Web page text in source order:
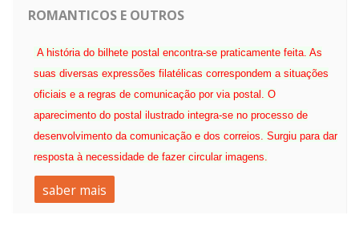
ROMANTICOS E OUTROS
A história do bilhete postal encontra-se praticamente feita. As
suas diversas expressões filatélicas correspondem a situações
oficiais e a regras de comunicação por via postal. O
aparecimento do postal ilustrado integra-se no processo de
desenvolvimento da comunicação e dos correios. Surgiu para dar
resposta à necessidade de fazer circular imagens.
saber mais